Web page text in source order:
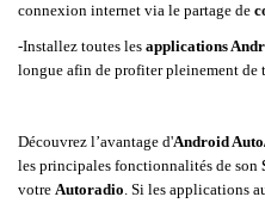
connexion internet via le partage de
-Installez toutes les applications
longue afin de profiter pleinement
Découvrez l’avantage d'Android
les principales fonctionnalités de son
votre Autoradio. Si les applications